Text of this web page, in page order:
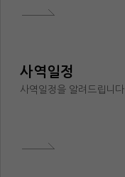
사역일정
사역일정을 알려드립니다.